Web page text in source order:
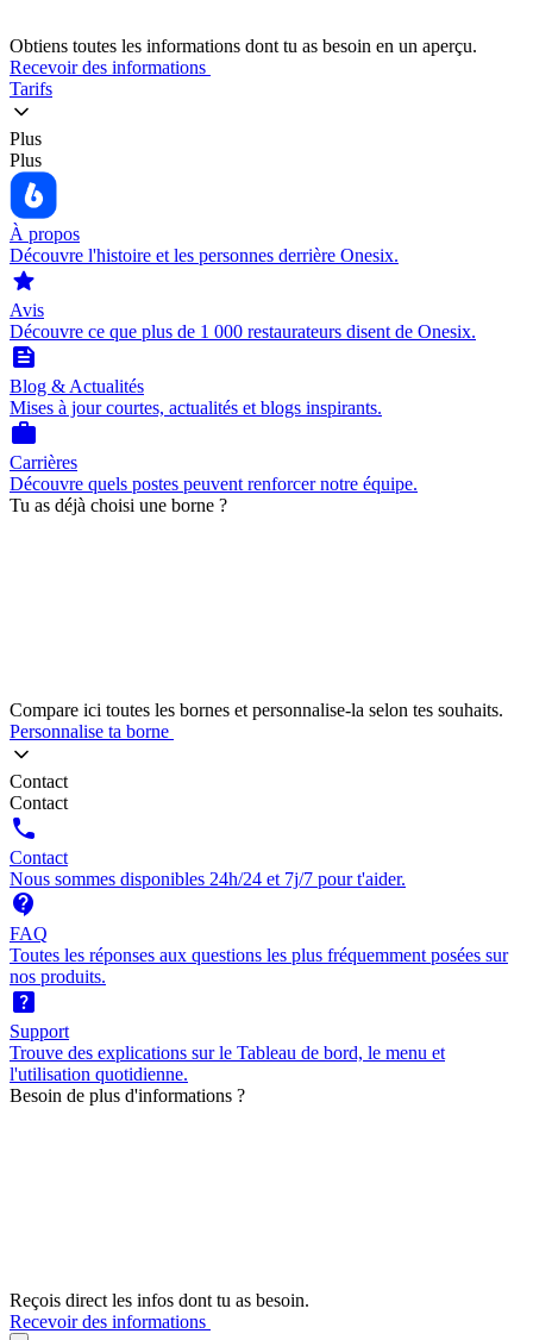
Obtiens toutes les informations dont tu as besoin en un aperçu.
Recevoir des informations
Tarifs
Plus
Plus
À propos
Découvre l'histoire et les personnes derrière Onesix.
star
Avis
Découvre ce que plus de 1 000 restaurateurs disent de Onesix.
feed
Blog & Actualités
Mises à jour courtes, actualités et blogs inspirants.
work
Carrières
Découvre quels postes peuvent renforcer notre équipe.
Tu as déjà choisi une borne ?
Compare ici toutes les bornes et personnalise-la selon tes souhaits.
Personnalise ta borne
Contact
Contact
call
Contact
Nous sommes disponibles 24h/24 et 7j/7 pour t'aider.
contact_support
FAQ
Toutes les réponses aux questions les plus fréquemment posées sur
nos produits.
help_center
Support
Trouve des explications sur le Tableau de bord, le menu et
l'utilisation quotidienne.
Besoin de plus d'informations ?
Reçois direct les infos dont tu as besoin.
Recevoir des informations